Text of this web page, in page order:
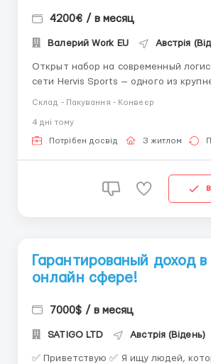
4200€ / в месяц
Валерий Work EU Австрія
Открыт набор на современный
сети Hervis Sports — одного из
сбор заказов по накладным; упаковка спортивной
одежды, обуви и
Склад - Пакування - Конвеєр
4 днi тому
Потрібен досвід З житлом
Гарантированый доход в
онлайн сфере!
7000$ / в месяц
SATIGO LTD Австрія (Відень)
✅ Приветствую ✅ Я ищу людей,